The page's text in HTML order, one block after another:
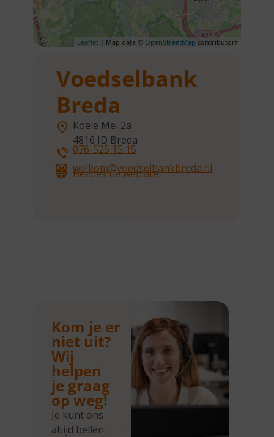
Leaflet | Map data © OpenStreetMap contributors
Voedselbank
Breda
Koele Mei 2a
4816 JD Breda
076-525 15 15
welkom@voedselbankbreda.nl
Bezoek de website
Kom je er
niet uit?
Wij
helpen
je graag
op weg!
Je kunt ons
altijd bellen: